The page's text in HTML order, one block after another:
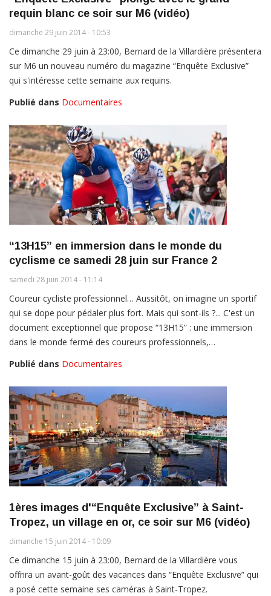
requin blanc ce soir sur M6 (vidéo)
dimanche 29 juin 2014 - 10:53
Ce dimanche 29 juin à 23:00, Bernard de la Villardière présentera
sur M6 un nouveau numéro du magazine “Enquête Exclusive”
qui s'intéresse cette semaine aux requins.
Publié dans Documentaires
“13H15” en immersion dans le monde du
cyclisme ce samedi 28 juin sur France 2
samedi 28 juin 2014 - 11:14
Coureur cycliste professionnel… Aussitôt, on imagine un sportif
qui se dope pour pédaler plus fort. Mais qui sont-ils ?... C'est un
document exceptionnel que propose “13H15” : une immersion
dans le monde fermé des coureurs professionnels,…
Publié dans Documentaires
1ères images d'“Enquête Exclusive” à Saint-
Tropez, un village en or, ce soir sur M6 (vidéo)
dimanche 15 juin 2014 - 10:09
Ce dimanche 15 juin à 23:00, Bernard de la Villardière vous
offrira un avant-goût des vacances dans “Enquête Exclusive” qui
a posé cette semaine ses caméras à Saint-Tropez.